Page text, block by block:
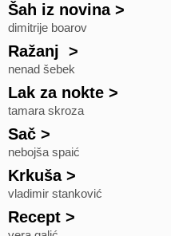
Šah iz novina>
dimitrije boarov
Ražanj >
nenad šebek
Lak za nokte >
tamara skroza
Sač >
nebojša spaić
Krkuša>
vladimir stanković
Recept >